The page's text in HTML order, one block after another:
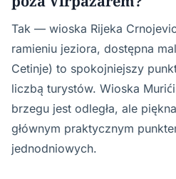
Tak — wioska Rijeka
ramieniu jeziora, dostępna
Cetinje) to spokojniejszy
liczbą turystów. Wioska
brzegu jest odległa, ale
głównym praktycznym
jednodniowych.